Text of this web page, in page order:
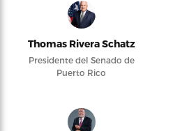
Thomas Rivera Schatz
Presidente del Senado de
Puerto Rico